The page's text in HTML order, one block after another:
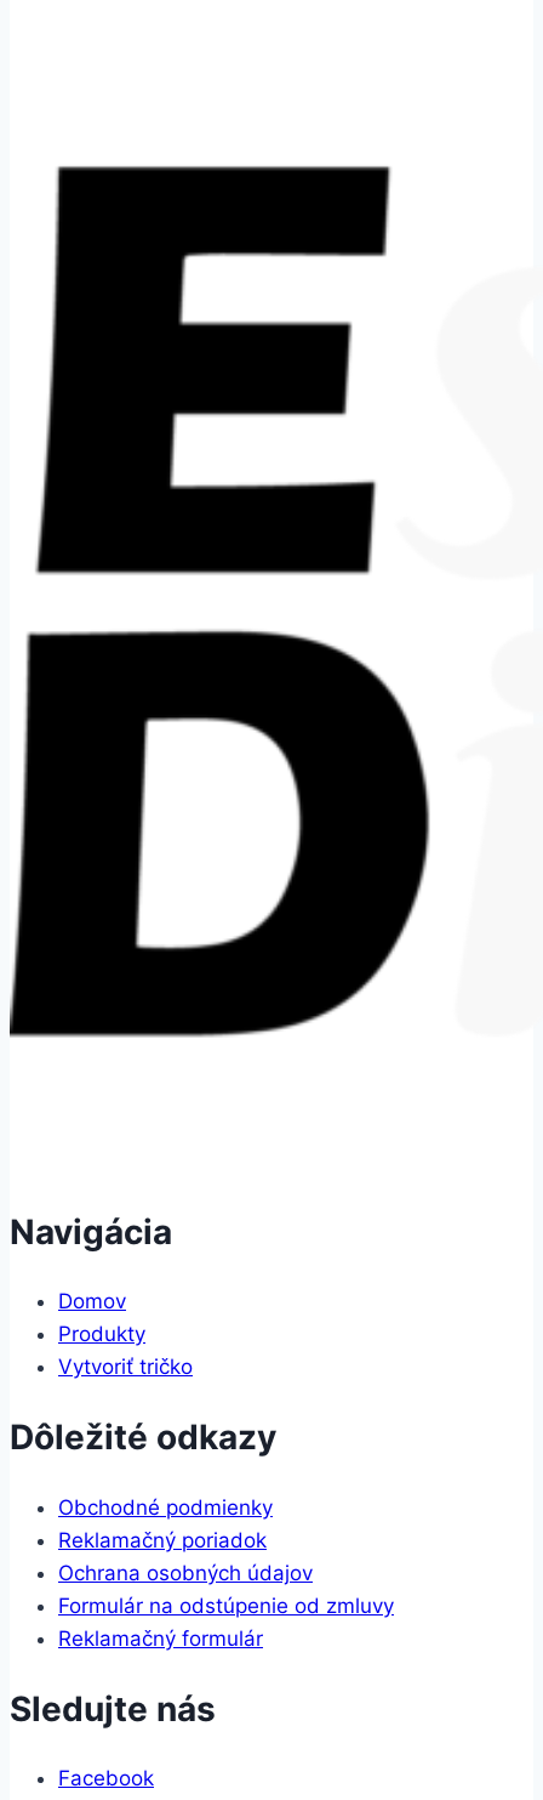
Navigácia
Domov
Produkty
Vytvoriť tričko
Dôležité odkazy
Obchodné podmienky
Reklamačný poriadok
Ochrana osobných údajov
Formulár na odstúpenie od zmluvy
Reklamačný formulár
Sledujte nás
Facebook